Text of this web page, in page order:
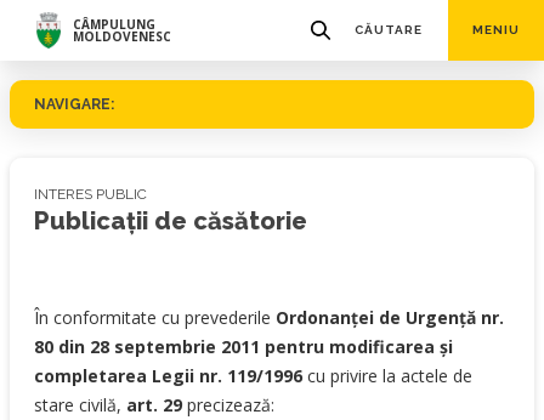
CÂMPULUNG
MOLDOVENESC CĂUTARE MENIU
NAVIGARE:
INTERES PUBLIC
Publicații de căsătorie
În conformitate cu prevederile Ordonanţei de Urgenţă nr.
80 din 28 septembrie 2011 pentru modificarea şi
completarea Legii nr. 119/1996 cu privire la actele de
stare civilă, art. 29 precizează: